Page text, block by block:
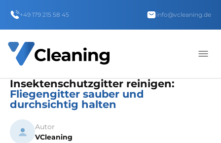
+49 179 215 58 45 info@vcleaning.de
Insektenschutzgitter reinigen:
Fliegengitter sauber und
durchsichtig halten
Autor
VCleaning